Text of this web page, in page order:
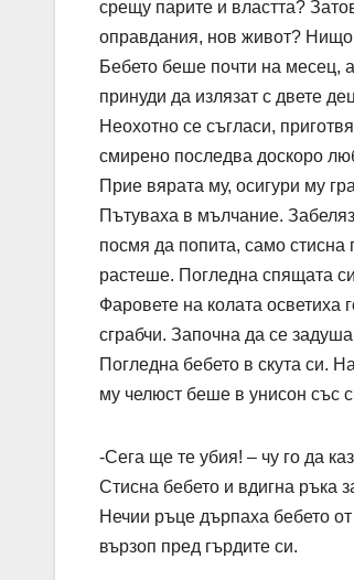
срещу парите и властта?
оправдания, нов живот?
Бебето беше почти на месец,
принуди да излязат с двете
Неохотно се съгласи,
смирено последва доскоро
Прие вярата му, осигури му
Пътуваха в мълчание.
посмя да попита, само стисна
растеше. Погледна спящата
Фаровете на колата осветиха
сграбчи. Започна да се
Погледна бебето в скута си.
му челюст беше в унисон със
-Сега ще те убия! – чу го да
Стисна бебето и вдигна ръка
Нечии ръце дърпаха бебето
вързоп пред гърдите си.